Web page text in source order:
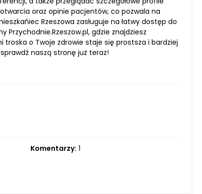
oraz opinie pacjentów, co pozwala na
Rzeszowa zasługuje na łatwy dostęp do
gdzie znajdziesz
o Twoje zdrowie staje się prostsza i bardziej
naszą stronę już teraz!
Komentarzy: 1